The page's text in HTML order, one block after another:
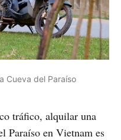
Cueva del Paraíso
tráfico, alquilar una
Paraíso en Vietnam es